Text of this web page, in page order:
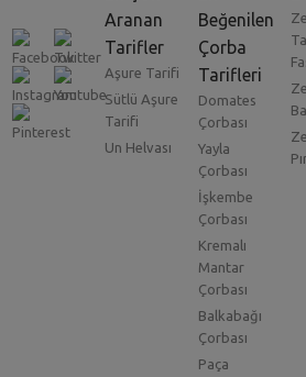
Aranan
Tarifler
Aşure Tarifi
Sütlü Aşure
Tarifi
Un Helvası
Beğenilen
Çorba
Tarifleri
Domates
Çorbası
Yayla
Çorbası
İşkembe
Çorbası
Kremalı
Mantar
Çorbası
Balkabağı
Çorbası
Paça